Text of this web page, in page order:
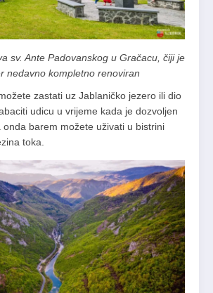
sv. Ante Padovanskog u Gračacu, čiji je
nedavno kompletno renoviran
zastati uz Jablaničko jezero ili dio
udicu u vrijeme kada je dozvoljen
onda barem možete uživati u bistrini
toka.